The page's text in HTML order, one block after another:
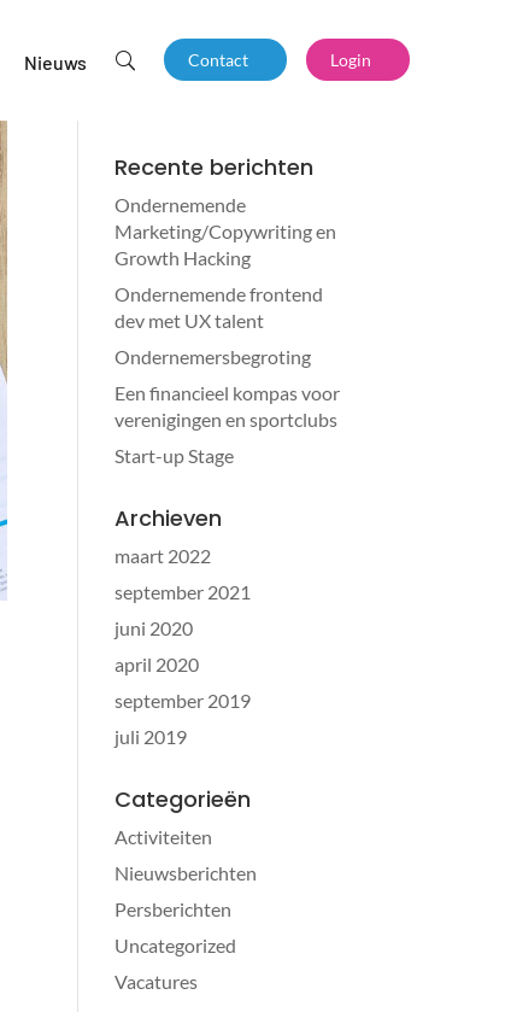
Nieuws U Contact Login
Recente berichten
Ondernemende
Marketing/Copywriting en
Growth Hacking
Ondernemende frontend
dev met UX talent
Ondernemersbegroting
Een financieel kompas voor
verenigingen en sportclubs
Start-up Stage
Archieven
maart 2022
september 2021
juni 2020
april 2020
september 2019
juli 2019
Categorieën
Activiteiten
Nieuwsberichten
Persberichten
Uncategorized
Vacatures